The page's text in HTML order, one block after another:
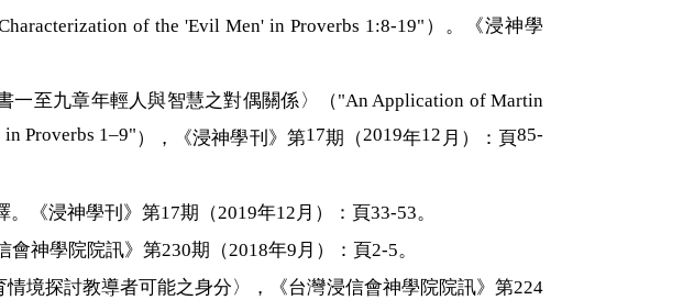
of the 'Evil Men' in Proverbs 1:8-19" ）。《浸神學
一至九章年輕人與智慧之對偶關係〉（"An Application of Martin
Proverbs 1–9"），《浸神學刊》第17期（2019年12 月）：頁85-
。《浸神學刊》第17期（2019年12 月）：頁33-53。
會神學院院訊》第230期（2018年9 月）：頁2-5。
境探討教導者可能之身分〉，《台灣浸信會神學院院訊》第224